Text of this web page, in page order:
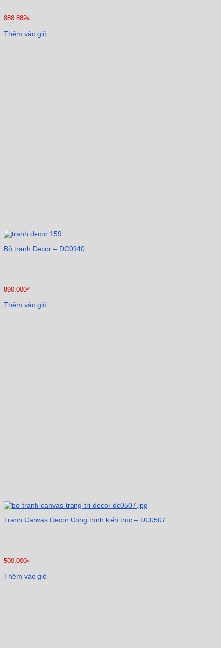
888.889₫
Thêm vào giỏ
Bộ tranh Decor – DC0940
890.000₫
Thêm vào giỏ
Tranh Canvas Decor Công trình kiến trúc – DC0507
500.000₫
Thêm vào giỏ